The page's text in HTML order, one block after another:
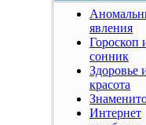
явления
Гороскоп
сонник
Здоровье
красота
Интернет